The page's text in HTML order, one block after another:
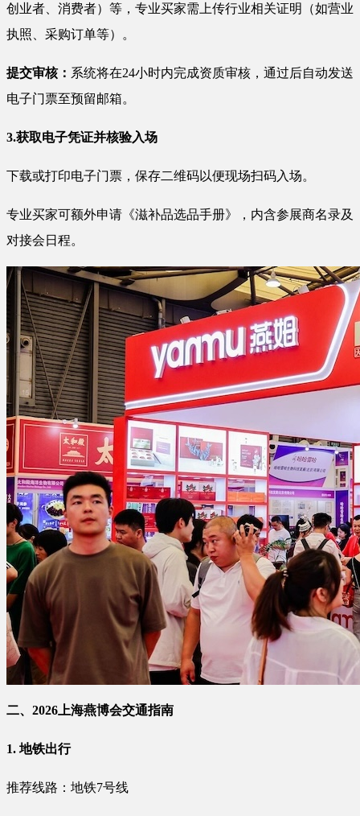
创业者、消费者）等，专业买家需上传行业相关证明（如营业
执照、采购订单等）。
提交审核： 系统将在24小时内完成资质审核，通过后自动发送
电子门票至预留邮箱。
3.获取电子凭证并核验入场
下载或打印电子门票，保存二维码以便现场扫码入场。
专业买家可额外申请《滋补品选品手册》，内含参展商名录及
对接会日程。
二、2026上海燕博会交通指南
1. 地铁出行
推荐线路：地铁7号线